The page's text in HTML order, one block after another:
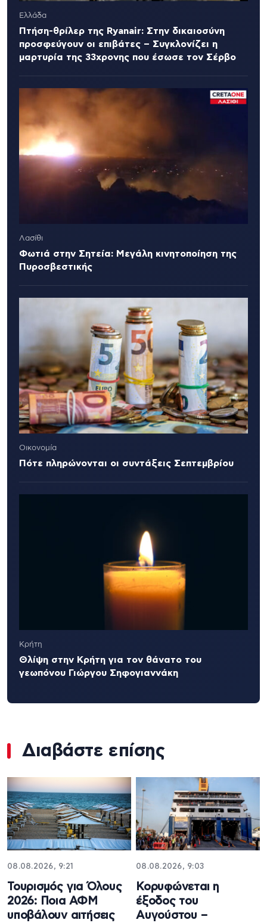
Ελλάδα
Πτήση-θρίλερ της Ryanair: Στην δικαιοσύνη
προσφεύγουν οι επιβάτες – Συγκλονίζει η
μαρτυρία της 33χρονης που έσωσε τον Σέρβο
Λασίθι
Φωτιά στην Σητεία: Μεγάλη κινητοποίηση της
Πυροσβεστικής
Οικονομία
Πότε πληρώνονται οι συντάξεις Σεπτεμβρίου
Κρήτη
Θλίψη στην Κρήτη για τον θάνατο του
γεωπόνου Γιώργου Σηφογιαννάκη
Διαβάστε επίσης
08.08.2026, 9:21
Τουρισμός για Όλους
2026: Ποια ΑΦΜ
υποβάλουν αιτήσεις
08.08.2026, 9:03
Κορυφώνεται η
έξοδος του
Αυγούστου –